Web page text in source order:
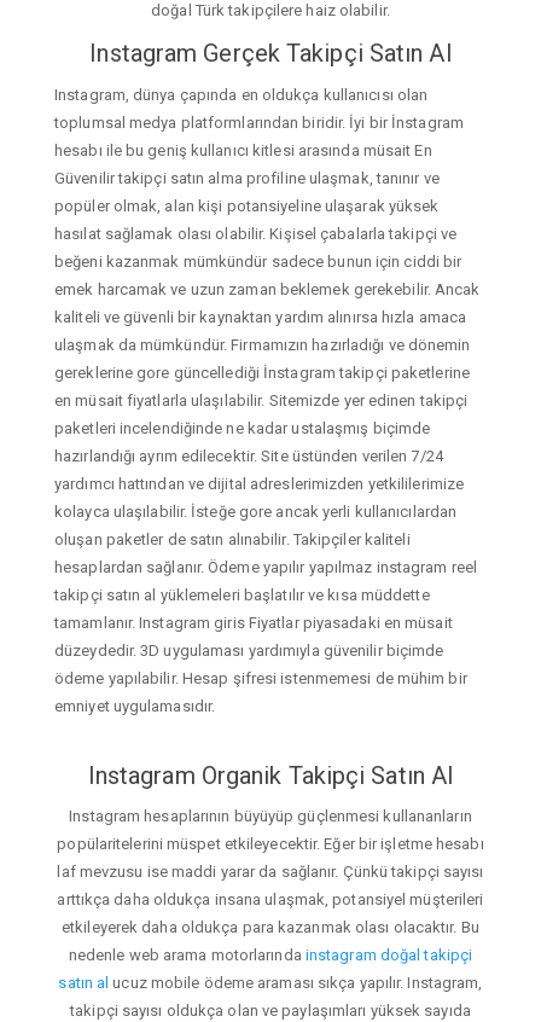
doğal Türk takipçilere haiz olabilir.
Instagram Gerçek Takipçi Satın Al
Instagram, dünya çapında en oldukça kullanıcısı olan
toplumsal medya platformlarından biridir. İyi bir İnstagram
hesabı ile bu geniş kullanıcı kitlesi arasında müsait En
Güvenilir takipçi satın alma profiline ulaşmak, tanınır ve
popüler olmak, alan kişi potansiyeline ulaşarak yüksek
hasılat sağlamak olası olabilir. Kişisel çabalarla takipçi ve
beğeni kazanmak mümkündür sadece bunun için ciddi bir
emek harcamak ve uzun zaman beklemek gerekebilir. Ancak
kaliteli ve güvenli bir kaynaktan yardım alınırsa hızla amaca
ulaşmak da mümkündür. Firmamızın hazırladığı ve dönemin
gereklerine gore güncellediği İnstagram takipçi paketlerine
en müsait fiyatlarla ulaşılabilir. Sitemizde yer edinen takipçi
paketleri incelendiğinde ne kadar ustalaşmış biçimde
hazırlandığı ayrım edilecektir. Site üstünden verilen 7/24
yardımcı hattından ve dijital adreslerimizden yetkililerimize
kolayca ulaşılabilir. İsteğe gore ancak yerli kullanıcılardan
oluşan paketler de satın alınabilir. Takipçiler kaliteli
hesaplardan sağlanır. Ödeme yapılır yapılmaz instagram reel
takipçi satın al yüklemeleri başlatılır ve kısa müddette
tamamlanır. Instagram giris Fiyatlar piyasadaki en müsait
düzeydedir. 3D uygulaması yardımıyla güvenilir biçimde
ödeme yapılabilir. Hesap şifresi istenmemesi de mühim bir
emniyet uygulamasıdır.
Instagram Organik Takipçi Satın Al
Instagram hesaplarının büyüyüp güçlenmesi kullananların
popülaritelerini müspet etkileyecektir. Eğer bir işletme hesabı
laf mevzusu ise maddi yarar da sağlanır. Çünkü takipçi sayısı
arttıkça daha oldukça insana ulaşmak, potansiyel müşterileri
etkileyerek daha oldukça para kazanmak olası olacaktır. Bu
nedenle web arama motorlarında instagram doğal takipçi
satın al ucuz mobile ödeme araması sıkça yapılır. Instagram,
takipçi sayısı oldukça olan ve paylaşımları yüksek sayıda